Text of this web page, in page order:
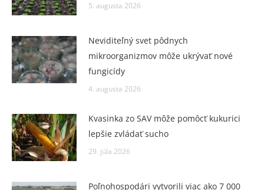
5. augusta 2026
Neviditeľný svet pôdnych
mikroorganizmov môže ukrývať nové
fungicídy
4. augusta 2026
Kvasinka zo SAV môže pomôcť kukurici
lepšie zvládať sucho
29. júla 2026
Poľnohospodári vytvorili viac ako 7 000